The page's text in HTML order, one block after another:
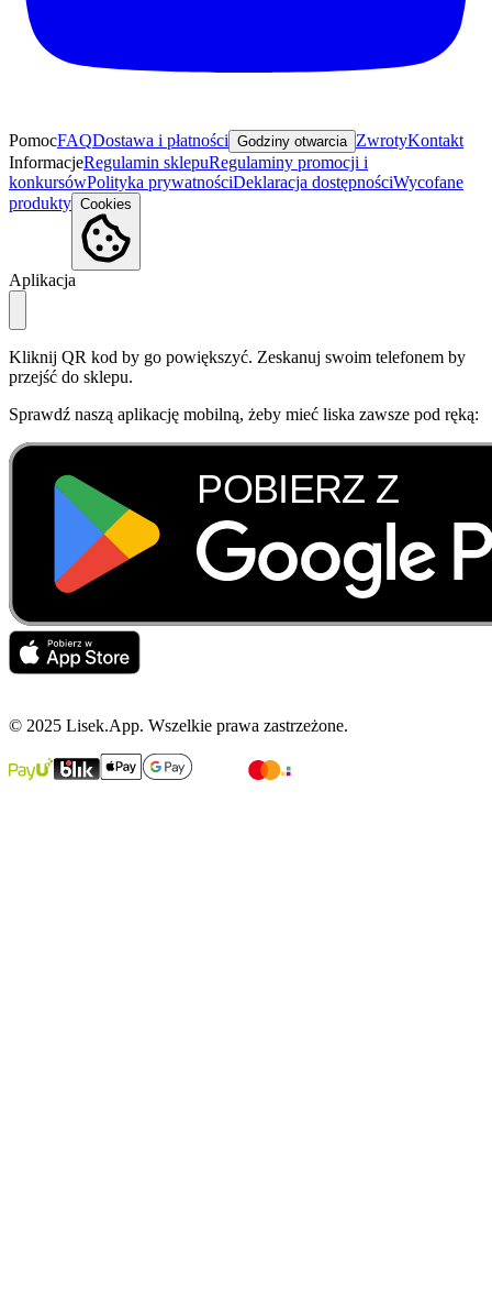
PomocFAQDostawa i płatności Godziny otwarcia ZwrotyKontakt
InformacjeRegulamin sklepuRegulaminy promocji i
konkursówPolityka prywatnościDeklaracja dostępnościWycofane
produkty Cookies
Aplikacja
Kliknij QR kod by go powiększyć. Zeskanuj swoim telefonem by
przejść do sklepu.
Sprawdź naszą aplikację mobilną, żeby mieć liska zawsze pod ręką:
© 2025 Lisek.App. Wszelkie prawa zastrzeżone.